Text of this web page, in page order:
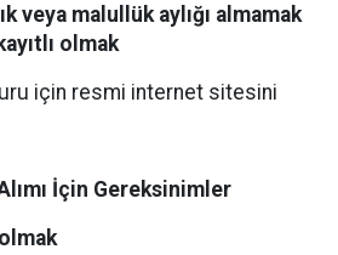
veya malullük aylığı almamak
olmak
için resmi internet sitesini
İçin Gereksinimler